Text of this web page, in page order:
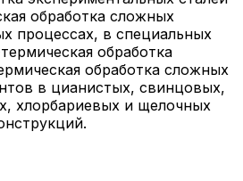
обработка сложных
процессах, в специальных
обработка
обработка сложных
в цианистых, свинцовых,
хлорбариевых и щелочных